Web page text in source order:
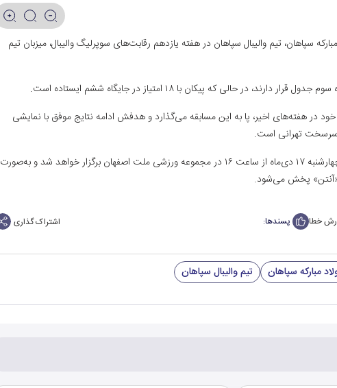
سپاهان، تیم والیبال سپاهان در هفته یازدهم رقابت‌های سوپرلیگ والیبال، میزبان تیم
خود در هفته‌های اخیر، پا به این مسابقه می‌گذارد و هدفش ادامه نتایج موفق با نمایشی
سرسخت تهرانی است.
دیدار تیم‌های سپاهان و پیکان، روز چهارشنبه ۱۷ دی‌ماه از ساعت ۱۶ در مجموعه ورزشی ملت اصفهان برگزار خواهد شد و به‌صورت
خطا پسندها: اشتراک گذاری
مبارکه سپاهان تیم والیبال سپاهان